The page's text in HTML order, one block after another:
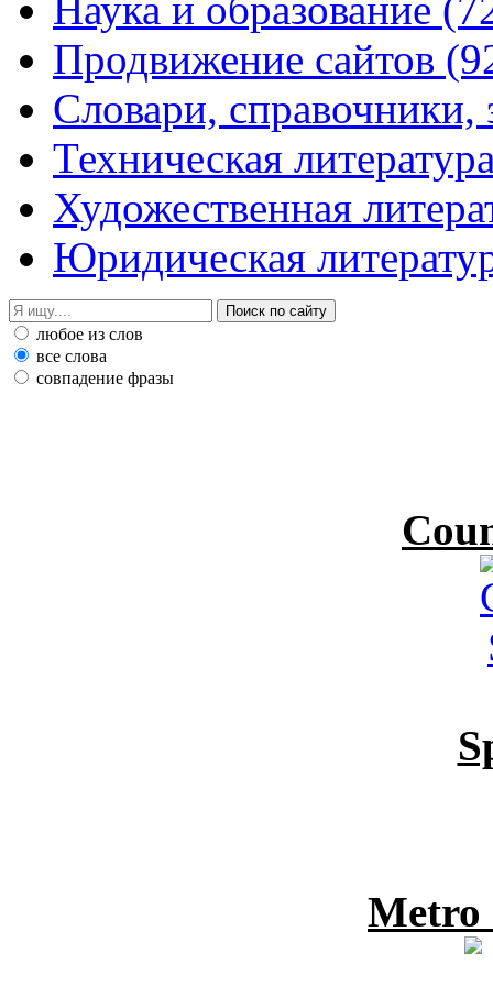
Продвижение сайтов
Словари,
Техническая
Художественная
Юридическая
любое из слов
все слова
совпадение фразы
Metro